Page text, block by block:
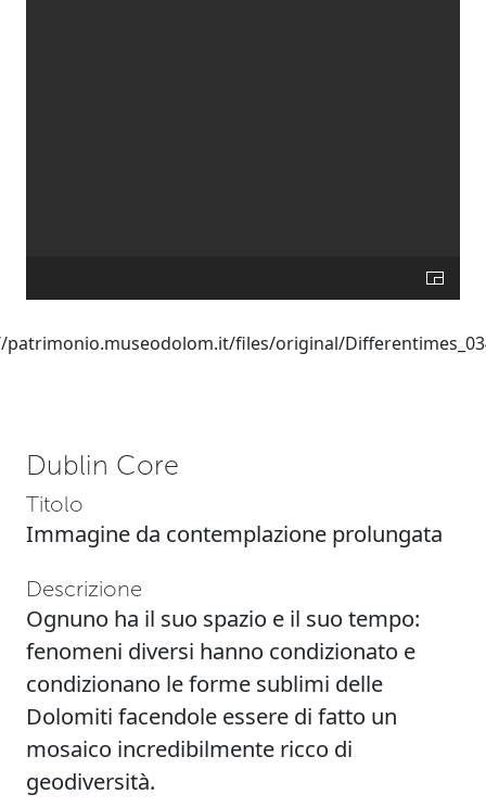
Dublin Core
Titolo
Immagine da contemplazione prolungata
Descrizione
Ognuno ha il suo spazio e il suo tempo:
fenomeni diversi hanno condizionato e
condizionano le forme sublimi delle
Dolomiti facendole essere di fatto un
mosaico incredibilmente ricco di
geodiversità.